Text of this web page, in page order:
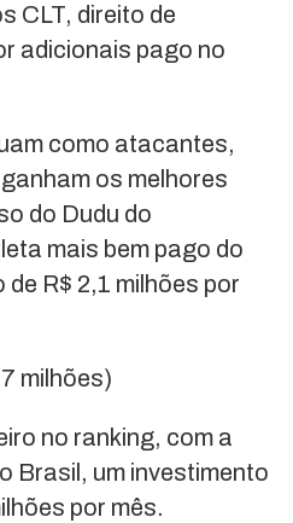
CLT, direito de
adicionais pago no
como atacantes,
os melhores
do Dudu do
mais bem pago do
R$ 2,1 milhões por
milhões)
no ranking, com a
Brasil, um investimento
por mês.